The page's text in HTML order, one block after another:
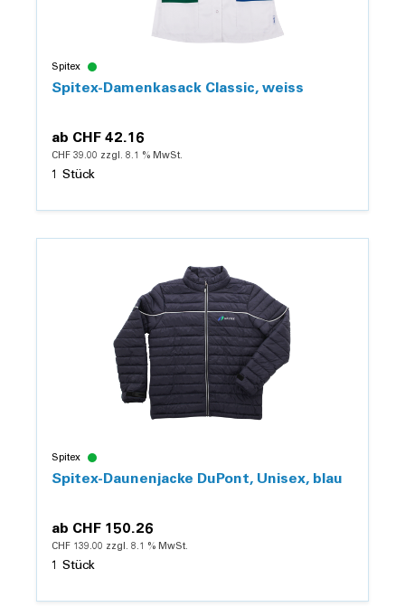
Spitex
Spitex-Damenkasack Classic, weiss
ab CHF 42.16
CHF 39.00 zzgl. 8.1 % MwSt.
1 Stück
Details
Spitex
Spitex-Daunenjacke DuPont, Unisex, blau
ab CHF 150.26
CHF 139.00 zzgl. 8.1 % MwSt.
1 Stück